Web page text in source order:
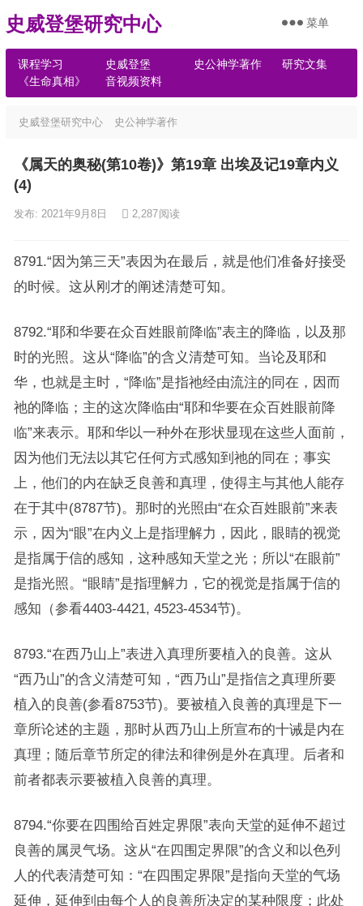
史威登堡研究中心
课程学习 史威登堡 史公神学著作
研究文集
《生命真相》
音视频资料
菜单
史威登堡研究中心 史公神学著作
《属天的奥秘(第10卷)》第19章 出埃及记19章内义
(4)
发布: 2021年9月8日 2,287阅读
8791.“因为第三天”表因为在最后，就是他们准备好接受
的时候。这从刚才的阐述清楚可知。
8792.“耶和华要在众百姓眼前降临”表主的降临，以及那
时的光照。这从“降临”的含义清楚可知。当论及耶和
华，也就是主时，“降临”是指祂经由流注的同在，因而
祂的降临；主的这次降临由“耶和华要在众百姓眼前降
临”来表示。耶和华以一种外在形状显现在这些人面前，
因为他们无法以其它任何方式感知到祂的同在；事实
上，他们的内在缺乏良善和真理，使得主与其他人能存
在于其中(8787节)。那时的光照由“在众百姓眼前”来表
示，因为“眼”在内义上是指理解力，因此，眼睛的视觉
是指属于信的感知，这种感知天堂之光；所以“在眼前”
是指光照。“眼睛”是指理解力，它的视觉是指属于信的
感知（参看4403-4421, 4523-4534节)。
8793.“在西乃山上”表进入真理所要植入的良善。这从
“西乃山”的含义清楚可知，“西乃山”是指信之真理所要
植入的良善(参看8753节)。要被植入良善的真理是下一
章所论述的主题，那时从西乃山上所宣布的十诫是内在
真理；随后章节所定的律法和律例是外在真理。后者和
前者都表示要被植入良善的真理。
8794.“你要在四围给百姓定界限”表向天堂的延伸不超过
良善的属灵气场。这从“在四围定界限”的含义和以色列
人的代表清楚可知：“在四围定界限”是指向天堂的气场
延伸，延伸到由每个人的良善所决定的某种限度；此处